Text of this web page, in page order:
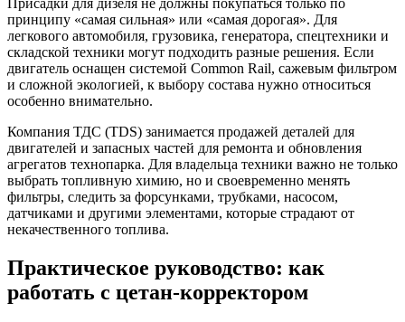
Присадки для дизеля не должны покупаться только по
принципу «самая сильная» или «самая дорогая». Для
легкового автомобиля, грузовика, генератора, спецтехники и
складской техники могут подходить разные решения. Если
двигатель оснащен системой Common Rail, сажевым фильтром
и сложной экологией, к выбору состава нужно относиться
особенно внимательно.
Компания ТДС (TDS) занимается продажей деталей для
двигателей и запасных частей для ремонта и обновления
агрегатов технопарка. Для владельца техники важно не только
выбрать топливную химию, но и своевременно менять
фильтры, следить за форсунками, трубками, насосом,
датчиками и другими элементами, которые страдают от
некачественного топлива.
Практическое руководство: как
работать с цетан-корректором